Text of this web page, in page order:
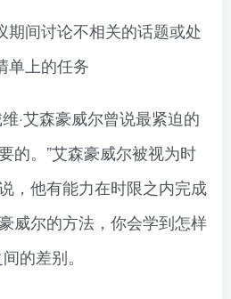
期间讨论不相关的话题或处
单上的任务
·艾森豪威尔曾说最紧迫的
的。”艾森豪威尔被视为时
，他有能力在时限之内完成
威尔的方法，你会学到怎样
的差别。